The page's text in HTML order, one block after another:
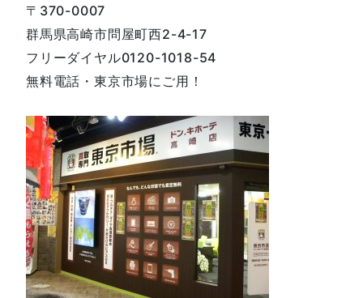
〒370-0007
群馬県高崎市問屋町西2-4-17
フリーダイヤル0120-1018-54
無料電話・東京市場にご用！